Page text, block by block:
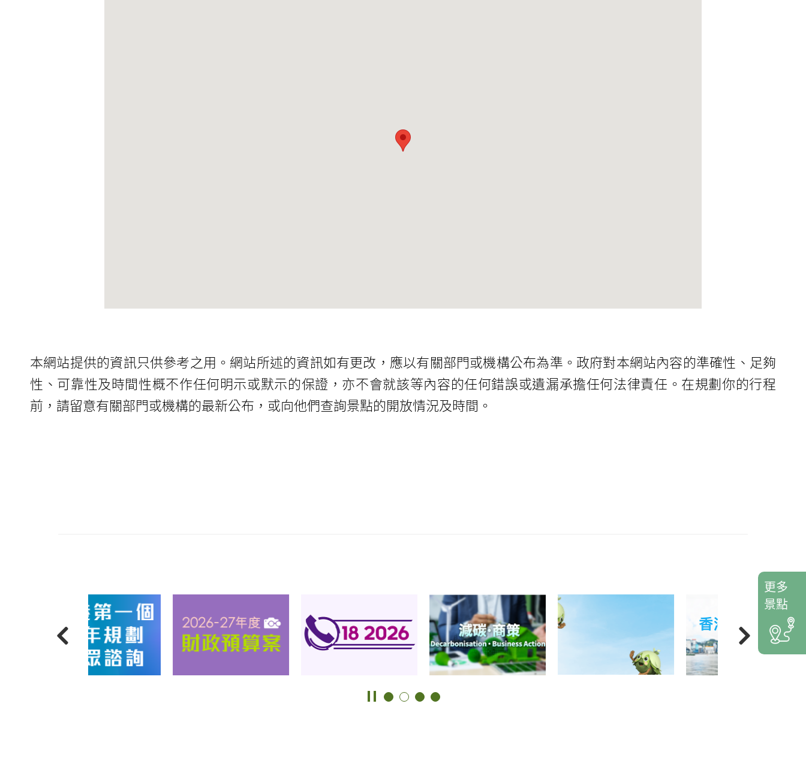
本網站提供的資訊只供參考之用。網站所述的資訊如有更改，應以有關部門或機構公布為準。政府對本網站內容的準確性、足夠
性、可靠性及時間性概不作任何明示或默示的保證，亦不會就該等內容的任何錯誤或遺漏承擔任何法律責任。在規劃你的行程
前，請留意有關部門或機構的最新公布，或向他們查詢景點的開放情況及時間。
更多
景點